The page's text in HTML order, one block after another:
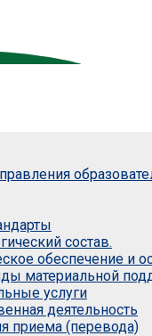
состав.
обеспечение и
материальной
услуги
деятельность
приема (перевода)